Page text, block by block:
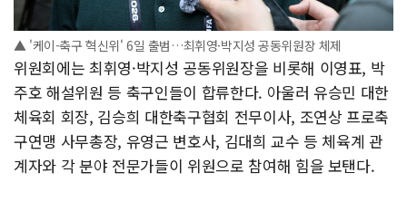
▲ '케이-축구 혁신위' 6일 출범…최휘영·박지성 공동위원장 체제
위원회에는 최휘영·박지성 공동위원장을 비롯해 이영표, 박
주호 해설위원 등 축구인들이 합류한다. 아울러 유승민 대한
체육회 회장, 김승희 대한축구협회 전무이사, 조연상 프로축
구연맹 사무총장, 유영근 변호사, 김대희 교수 등 체육계 관
계자와 각 분야 전문가들이 위원으로 참여해 힘을 보탠다.